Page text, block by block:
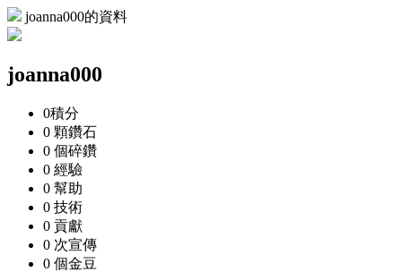
joanna000的資料
joanna000
0積分
0 顆鑽石
0 個碎鑽
0 經驗
0 幫助
0 技術
0 貢獻
0 次宣傳
0 個金豆